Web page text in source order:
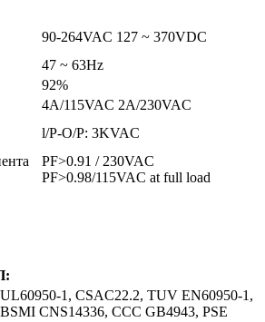
90-264VAC 127 ~ 370VDC
47 ~ 63Hz
92%
4A/115VAC 2A/230VAC
l/P-O/P: 3KVAC
PF>0.91 / 230VAC
PF>0.98/115VAC at full load
UL60950-1, CSAC22.2, TUV EN60950-1,
BSMI CNS14336, CCC GB4943, PSE